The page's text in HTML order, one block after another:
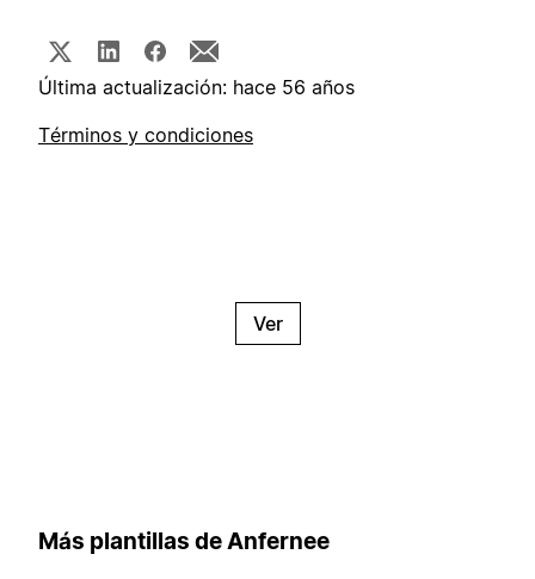
Última actualización: hace 56 años
Términos y condiciones
Ver
Más plantillas de Anfernee